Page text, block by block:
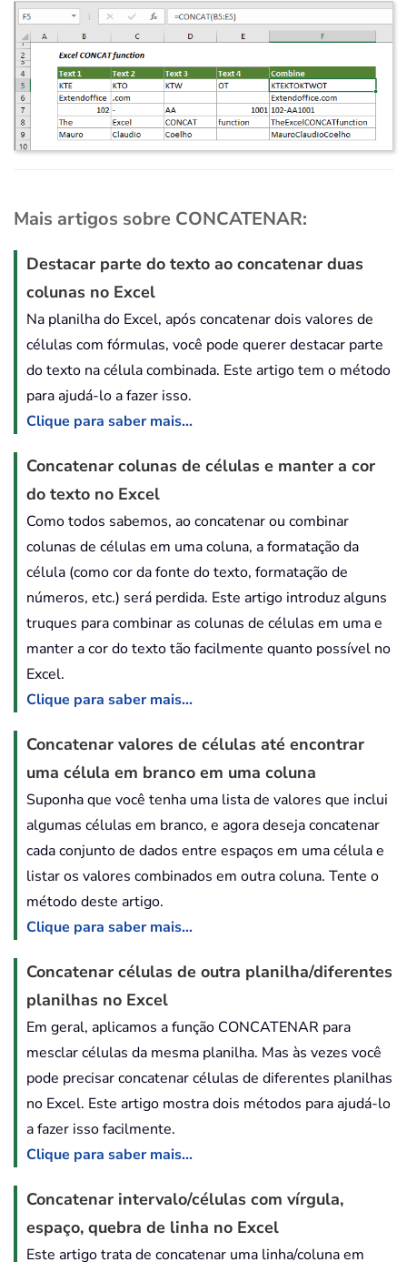
Mais artigos sobre CONCATENAR:
Destacar parte do texto ao concatenar duas
colunas no Excel
Na planilha do Excel, após concatenar dois valores de
células com fórmulas, você pode querer destacar parte
do texto na célula combinada. Este artigo tem o método
para ajudá-lo a fazer isso.
Clique para saber mais...
Concatenar colunas de células e manter a cor
do texto no Excel
Como todos sabemos, ao concatenar ou combinar
colunas de células em uma coluna, a formatação da
célula (como cor da fonte do texto, formatação de
números, etc.) será perdida. Este artigo introduz alguns
truques para combinar as colunas de células em uma e
manter a cor do texto tão facilmente quanto possível no
Excel.
Clique para saber mais...
Concatenar valores de células até encontrar
uma célula em branco em uma coluna
Suponha que você tenha uma lista de valores que inclui
algumas células em branco, e agora deseja concatenar
cada conjunto de dados entre espaços em uma célula e
listar os valores combinados em outra coluna. Tente o
método deste artigo.
Clique para saber mais...
Concatenar células de outra planilha/diferentes
planilhas no Excel
Em geral, aplicamos a função CONCATENAR para
mesclar células da mesma planilha. Mas às vezes você
pode precisar concatenar células de diferentes planilhas
no Excel. Este artigo mostra dois métodos para ajudá-lo
a fazer isso facilmente.
Clique para saber mais...
Concatenar intervalo/células com vírgula,
espaço, quebra de linha no Excel
Este artigo trata de concatenar uma linha/coluna em